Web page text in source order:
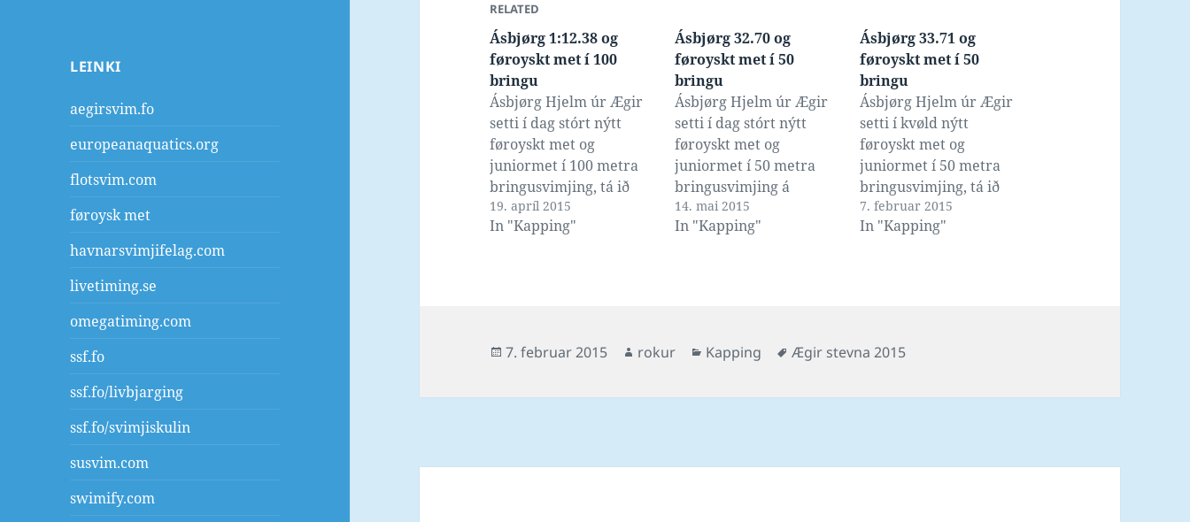
LEINKI
aegirsvim.fo
europeanaquatics.org
flotsvim.com
føroysk met
havnarsvimjifelag.com
livetiming.se
omegatiming.com
ssf.fo
ssf.fo/livbjarging
ssf.fo/svimjiskulin
susvim.com
swimify.com
RELATED
Ásbjørg 1:12.38 og
føroyskt met í 100
bringu
Ásbjørg Hjelm úr Ægir
setti í dag stórt nýtt
føroyskt met og
juniormet í 100 metra
bringusvimjing, tá ið
hon á HS-stevnuni í
Gundadali svam teinin
Oyggjaleikum á Álandi í
19. apríl 2015
In "Kapping"
Ásbjørg 32.70 og
føroyskt met í 50
bringu
Ásbjørg Hjelm úr Ægir
setti í dag stórt nýtt
føroyskt met og
juniormet í 50 metra
bringusvimjing á
stuttgeil, tá ið hon við
tíðini 32.70 vann gull á
svam teinin…
14. mai 2015
In "Kapping"
Ásbjørg 33.71 og
føroyskt met í 50
bringu
Ásbjørg Hjelm úr Ægir
setti í kvøld nýtt
føroyskt met og
juniormet í 50 metra
bringusvimjing, tá ið
hon á Norðoya
Sparikassa stevnuni í
JuniorMeistarastevnuni
7. februar 2015
In "Kapping"
Posted
7. februar 2015 Author
rokur Categories
Kapping Tags
Ægir stevna 2015